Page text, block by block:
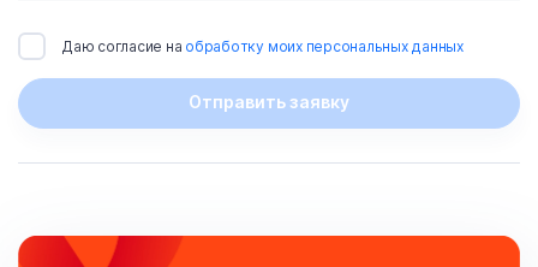
Даю согласие на обработку моих персональных данных
Отправить заявку